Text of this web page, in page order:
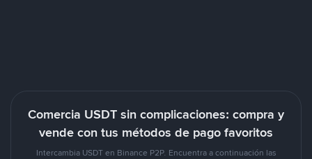
Comercia USDT sin complicaciones: compra y
vende con tus métodos de pago favoritos
Intercambia USDT en Binance P2P. Encuentra a continuación las